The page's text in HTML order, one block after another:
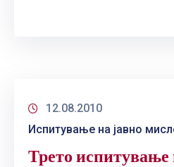
12.08.2010
Испитување на јавно
Трето испитување